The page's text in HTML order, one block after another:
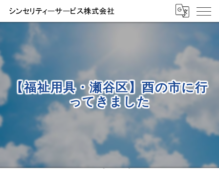
【福祉用具・瀬谷区】酉の市に行
ってきました